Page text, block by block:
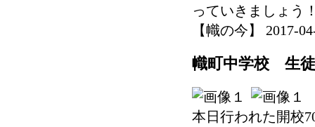
っていきましょう
【幟の今】 2017-
幟町中学校 生
本日行われた開校